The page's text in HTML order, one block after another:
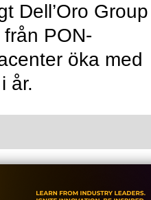
Dell’Oro Group
PON-
öka med
år.